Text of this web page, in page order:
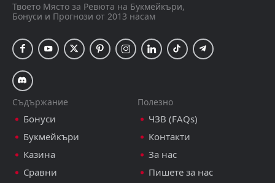
Твоето Място за Ревюта на Букмейкъри,
Бонуси и Прогнози от 2013 насам
Съдържание
Бонуси
Букмейкъри
Казина
Сравни
Полезно
ЧЗВ (FAQs)
Контакти
За нас
Пишете за нас